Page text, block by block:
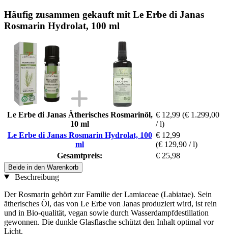
Häufig zusammen gekauft mit Le Erbe di Janas
Rosmarin Hydrolat, 100 ml
Le Erbe di Janas Ätherisches Rosmarinöl,
10 ml
€ 12,99 (€ 1.299,00
/ l)
Le Erbe di Janas Rosmarin Hydrolat, 100
ml
€ 12,99
(€ 129,90 / l)
Gesamtpreis:
€ 25,98
Beide in den Warenkorb
Beschreibung
Der Rosmarin gehört zur Familie der Lamiaceae (Labiatae). Sein
ätherisches Öl, das von Le Erbe von Janas produziert wird, ist rein
und in Bio-qualität, vegan sowie durch Wasserdampfdestillation
gewonnen. Die dunkle Glasflasche schützt den Inhalt optimal vor
Licht.